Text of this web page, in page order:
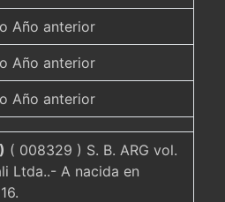
Año anterior
Año anterior
Año anterior
( 008329 ) S. B. ARG vol.
Ltda..- A nacida en